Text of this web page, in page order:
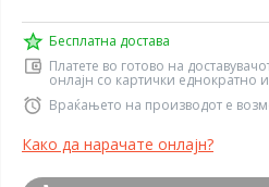
Бесплатна достава
Платете во готово на
онлајн со картички еднократно
Враќањето на производот е
Како да нарачате онлајн?